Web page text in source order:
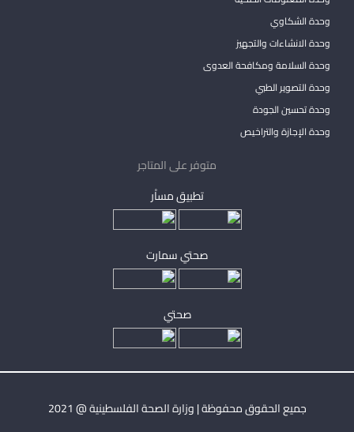
وحدة الشكاوي
وحدة الانشاءات والتجهيز
وحدة السلامة ومكافحة العدوى
وحدة التصوير الطبي
وحدة تحسين الجودة
وحدة الإجازة والتراخيص
متوفر على المتاجر
تطبيق مساْر
صحتي سمارت
صحتي
جميع الحقوق محفوظة | وزارة الصحة الفلسطينية @ 2021